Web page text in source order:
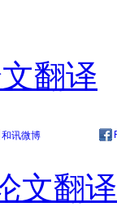
翻译
和讯微博
文翻译